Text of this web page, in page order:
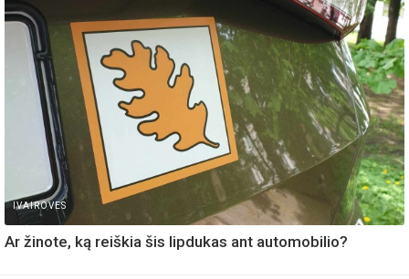
IVAIROVES
Ar žinote, ką reiškia šis lipdukas ant automobilio?